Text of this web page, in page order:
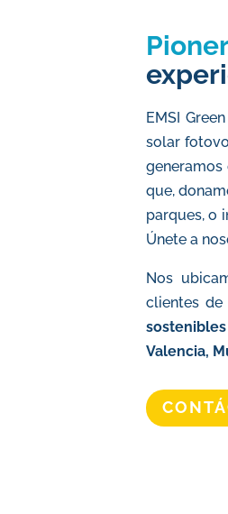
EMSI
solar
que,
parques, o
Únete a
Nos
clientes de
sostenibles
Valencia,